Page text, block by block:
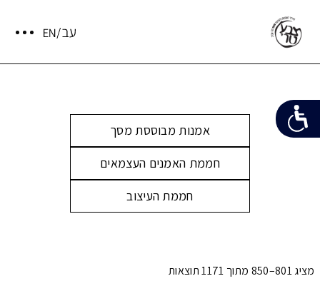
אמנות מבוססת מסך
חממת האמנים העצמאים
חממת העיצוב
מציג 801–850 מתוך 1171 תוצאות